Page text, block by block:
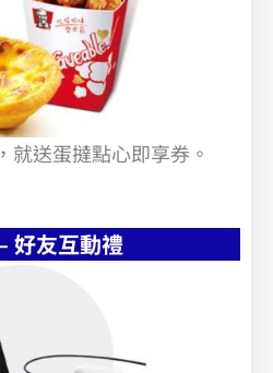
就送蛋撻點心即享券。
好友互動禮